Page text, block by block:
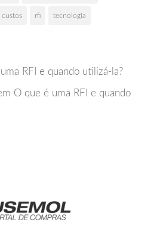
custos rfi tecnologia
RFI e quando utilizá-la?
O que é uma RFI e quando